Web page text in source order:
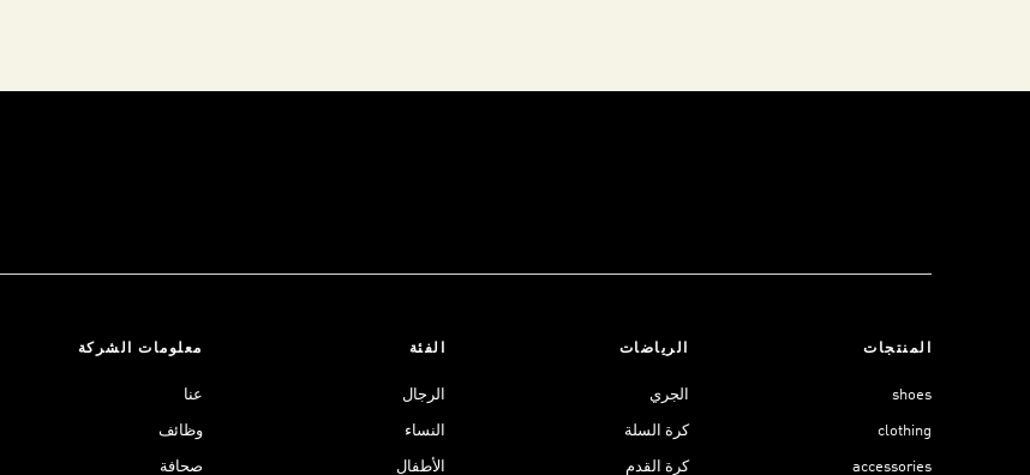
المنتجات
shoes
clothing
accessories
الرياضات
الجري
كرة السلة
كرة القدم
الفئة
الرجال
النساء
الأطفال
معلومات الشركة
عنا
وظائف
صحافة